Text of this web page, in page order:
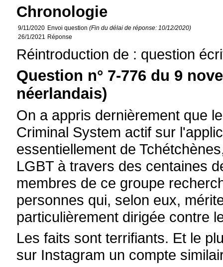
Chronologie
9/11/2020 Envoi question(Fin du délai de réponse: 10/12/2020)
26/1/2021 Réponse
Réintroduction de : question
Question n° 7-776 du 9
néerlandais)
On a appris dernièrement que
Criminal System actif sur
essentiellement de
LGBT à travers des centaines
membres de ce groupe
personnes qui, selon eux,
particulièrement dirigée contre
Les faits sont terrifiants. Et le
sur Instagram un compte